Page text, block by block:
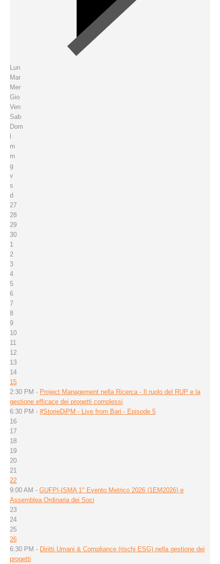
Lun
Mar
Mer
Gio
Ven
Sab
Dom
l
m
m
g
v
s
d
27
28
29
30
1
2
3
4
5
6
7
8
9
10
11
12
13
14
15
2:30 PM - Project Management nella Ricerca - Il ruolo del RUP e la
gestione efficace dei progetti complessi
6:30 PM - #StorieDiPM - Live from Bari - Episode 5
16
17
18
19
20
21
22
9:00 AM - GUFPI-ISMA 1° Evento Metrico 2026 (1EM2026) e
Assemblea Ordinaria dei Soci
23
24
25
26
6:30 PM - Diritti Umani & Compliance (rischi ESG) nella gestione dei
progetti